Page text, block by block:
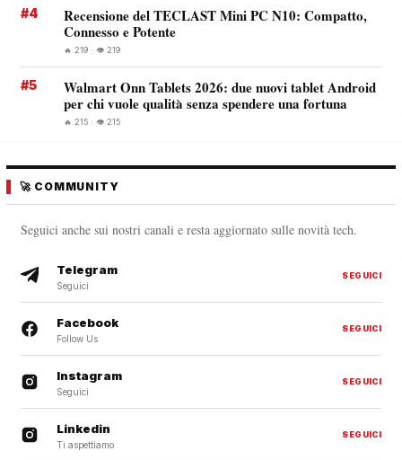
#4
Recensione del TECLAST Mini PC N10: Compatto,
Connesso e Potente
🔥 219 · 👁️ 219
#5
Walmart Onn Tablets 2026: due nuovi tablet Android
per chi vuole qualità senza spendere una fortuna
🔥 215 · 👁️ 215
🚀 COMMUNITY
Seguici anche sui nostri canali e resta aggiornato sulle novità tech.
Telegram
Seguici
SEGUICI
Facebook
Follow Us
SEGUICI
Instagram
Seguici
SEGUICI
Linkedin
Ti aspettiamo
SEGUICI